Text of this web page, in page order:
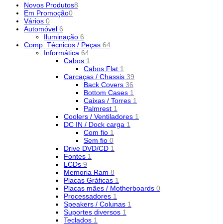
Novos Produtos8
Em Promoção0
Vários 0
Automóvel 6
Iluminação 6
Comp. Técnicos / Peças 64
Informática 64
Cabos 1
Cabos Flat 1
Carcaças / Chassis 39
Back Covers 36
Bottom Cases 1
Caixas / Torres 1
Palmrest 1
Coolers / Ventiladores 1
DC IN / Dock carga 1
Com fio 1
Sem fio 0
Drive DVD/CD 1
Fontes 1
LCDs 9
Memoria Ram 8
Placas Gráficas 1
Placas mães / Motherboards 0
Processadores 1
Speakers / Colunas 1
Suportes diversos 1
Teclados 1